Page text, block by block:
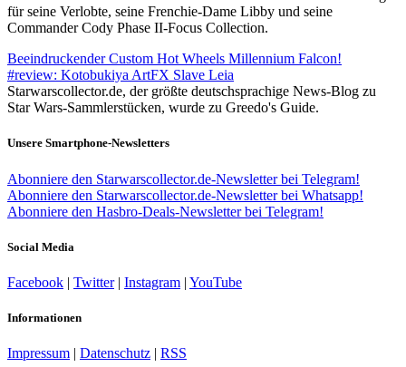
für seine Verlobte, seine Frenchie-Dame Libby und seine
Commander Cody Phase II-Focus Collection.
Beeindruckender Custom Hot Wheels Millennium Falcon!
#review: Kotobukiya ArtFX Slave Leia
Starwarscollector.de, der größte deutschsprachige News-Blog zu
Star Wars-Sammlerstücken, wurde zu Greedo's Guide.
Unsere Smartphone-Newsletters
Abonniere den Starwarscollector.de-Newsletter bei Telegram!
Abonniere den Starwarscollector.de-Newsletter bei Whatsapp!
Abonniere den Hasbro-Deals-Newsletter bei Telegram!
Social Media
Facebook | Twitter| Instagram | YouTube
Informationen
Impressum | Datenschutz | RSS